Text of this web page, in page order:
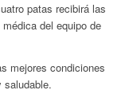
patas recibirá las
del equipo de
mejores condiciones
saludable.